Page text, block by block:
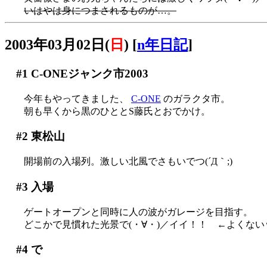
いはやは身につまされるものが…。
2003年03月02日( 日 ) [n年日記]
#1 C-ONEジャンク市2003
今年もやってきました、 C-ONE のガラクタ市。
朝も早くから黒のひととS藤氏とおでかけ。
#2 東松山
開場前の入場列。激しい北風でさもいでつ(´Д｀;)
#3 入場
ゲートオープンと同時に人の波がガレージを目指す。
どこかで見慣れた光景で(・∀・)／イイ！！ ←よくない
#4で